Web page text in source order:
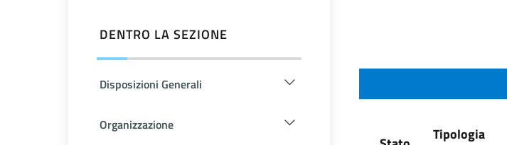
DENTRO LA SEZIONE
Disposizioni Generali
Organizzazione
Tipologia